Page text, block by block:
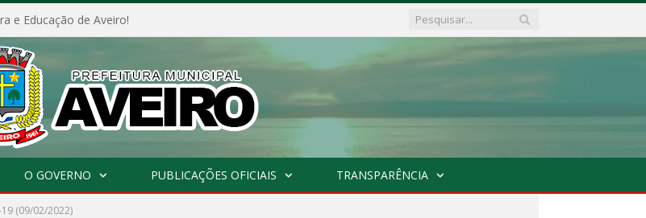
e Educação de Aveiro!
O GOVERNO PUBLICAÇÕES OFICIAIS TRANSPARÊNCIA
(09/02/2022)